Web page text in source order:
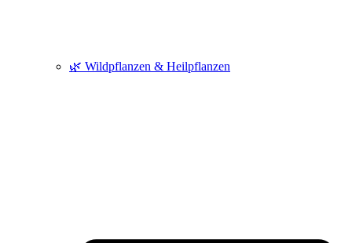
🌿 Wildpflanzen & Heilpflanzen